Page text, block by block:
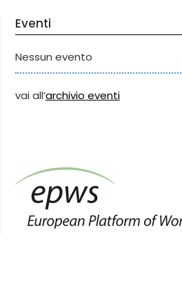
Eventi
Nessun evento
vai all’archivio eventi